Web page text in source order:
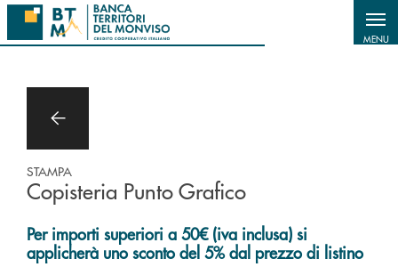
Salta al contenuto principale
MENU
STAMPA
Copisteria Punto Grafico
Per importi superiori a 50€ (iva inclusa) si
applicherà uno sconto del 5% dal prezzo di listino